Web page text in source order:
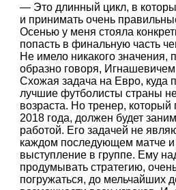
— Это длинный цикл, в
и принимать очень
Осенью у меня стояла
попасть в финальную часть
Не имело никакого значения,
образно говоря,
Схожая задача на Евро, куда
лучшие футболисты страны
возраста. Но тренер,
2018 года, должен будет
работой. Его задачей не
каждом последующем матче
выступление в группе. Ему
продумывать стратегию,
погружаться, до мельчайших